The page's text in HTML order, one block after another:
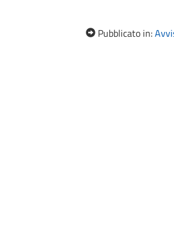
Pubblicato in: